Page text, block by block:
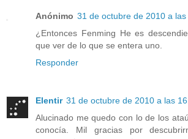
Anónimo 31 de octubre de 2010 a las
¿Entonces Fenming He es
que ver de lo que se entera uno.
Responder
Elentir 31 de octubre de 2010 a las
Alucinado me quedo con lo de los
conocía. Mil gracias por